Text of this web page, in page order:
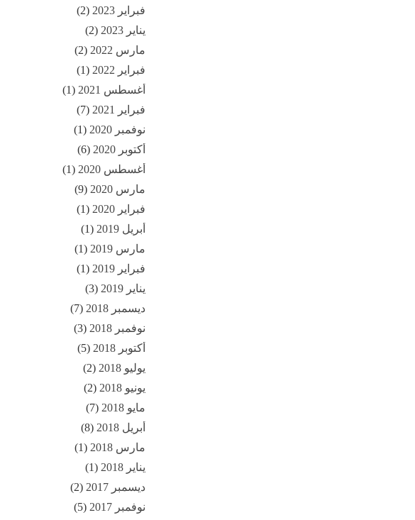
فبراير 2023
(2)
يناير 2023
(2)
مارس 2022
(2)
فبراير 2022
(1)
أغسطس 2021
(1)
فبراير 2021
(7)
نوفمبر 2020
(1)
أكتوبر 2020
(6)
أغسطس 2020
(1)
مارس 2020
(9)
فبراير 2020
(1)
أبريل 2019
(1)
مارس 2019
(1)
فبراير 2019
(1)
يناير 2019
(3)
ديسمبر 2018
(7)
نوفمبر 2018
(3)
أكتوبر 2018
(5)
يوليو 2018
(2)
يونيو 2018
(2)
مايو 2018
(7)
أبريل 2018
(8)
مارس 2018
(1)
يناير 2018
(1)
ديسمبر 2017
(2)
نوفمبر 2017
(5)